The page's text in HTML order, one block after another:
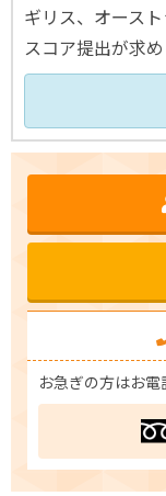
ギリス、オース
スコア提出が求め
お急ぎの方はお電